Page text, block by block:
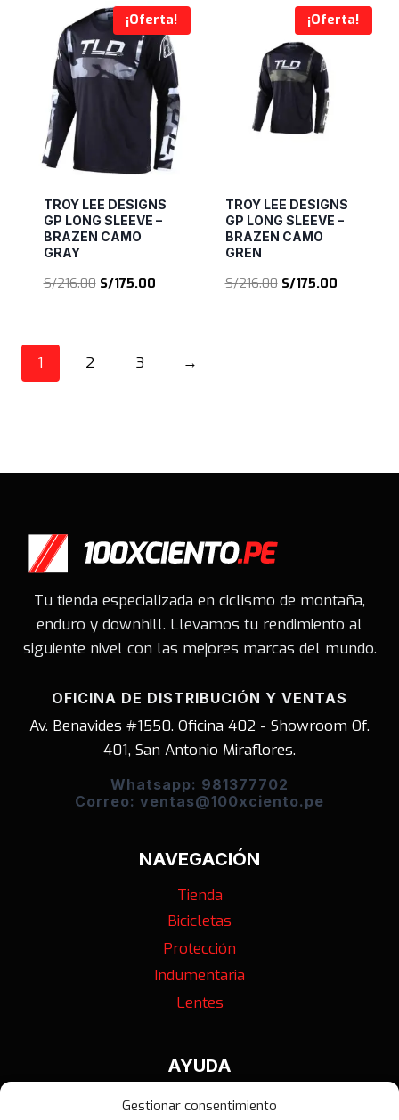
Gestionar consentimiento
original
era:
S/235.00.
actual
es:
S/195.00.
original
era:
S/235.00.
actual
es:
¡Oferta!
TROY LEE DESIGNS
GP LONG SLEEVE –
BRAZEN CAMO
GRAY
S/216.00 El
S/216.00.
S/175.00El
S/175.00.
¡Oferta!
TROY LEE DESIGNS
GP LONG SLEEVE –
BRAZEN CAMO
GREN
S/216.00 El
S/175.00El
1 2 3 →
Tu tienda especializada en ciclismo de montaña,
enduro y downhill. Llevamos tu rendimiento al
siguiente nivel con las mejores marcas del mundo.
OFICINA DE DISTRIBUCIÓN Y VENTAS
Av. Benavides #1550. Oficina 402 - Showroom Of.
401, San Antonio Miraflores.
Whatsapp: 981377702
Correo: ventas@100xciento.pe
NAVEGACIÓN
Tienda
Bicicletas
Protección
Indumentaria
Lentes
AYUDA
Contáctanos